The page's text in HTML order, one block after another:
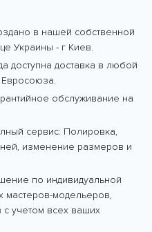
в нашей собственной
Украины - г Киев.
доступна доставка в любой
обслуживание на
сервис: Полировка,
изменение размеров и
по индивидуальной
мастеров-модельеров,
учетом всех ваших